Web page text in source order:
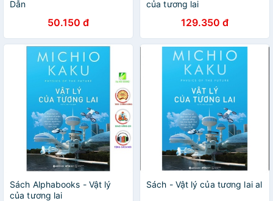
Dẫn
50.150 đ
của tương lai
129.350 đ
Sách Alphabooks - Vật lý
của tương lai
Sách - Vật lý của tương lai al